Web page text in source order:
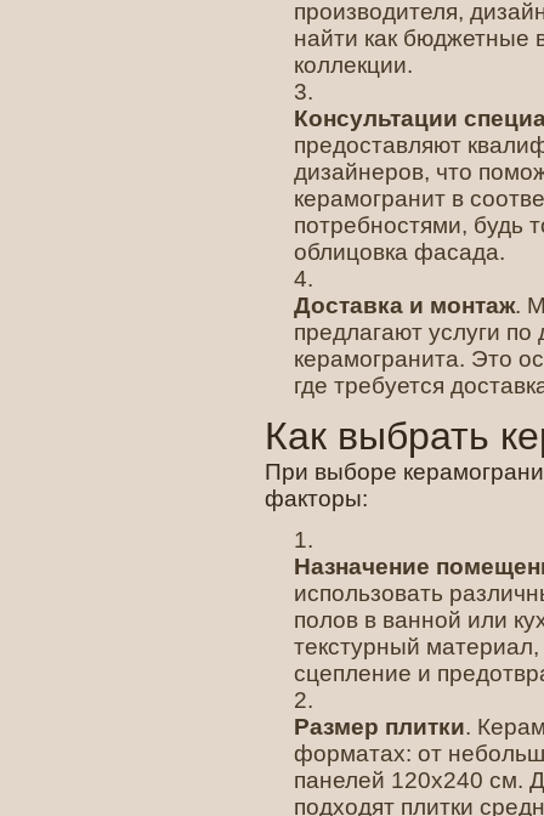
производителя,
найти как бюджетные
коллекции.
Консультации
предоставляют
дизайнеров, что
керамогранит в
потребностями, будь
облицовка фасада.
Доставка и монтаж.
предлагают услуги
керамогранита. Это
где требуется
Как выбрать
При выборе
факторы:
Назначение
использовать
полов в ванной или
текстурный
сцепление и
Размер плитки.
форматах: от
панелей 120х240 см.
подходят плитки